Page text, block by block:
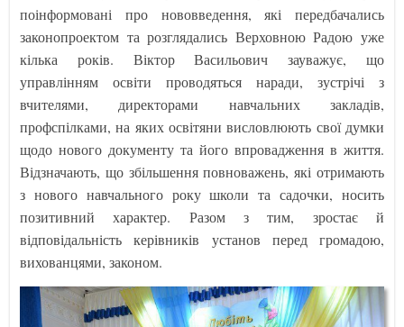
поінформовані про нововведення, які передбачались
законопроектом та розглядались Верховною Радою уже
кілька років. Віктор Васильович зауважує, що
управлінням освіти проводяться наради, зустрічі з
вчителями, директорами навчальних закладів,
профспілками, на яких освітяни висловлюють свої думки
щодо нового документу та його впровадження в життя.
Відзначають, що збільшення повноважень, які отримають
з нового навчального року школи та садочки, носить
позитивний характер. Разом з тим, зростає й
відповідальність керівників установ перед громадою,
вихованцями, законом.